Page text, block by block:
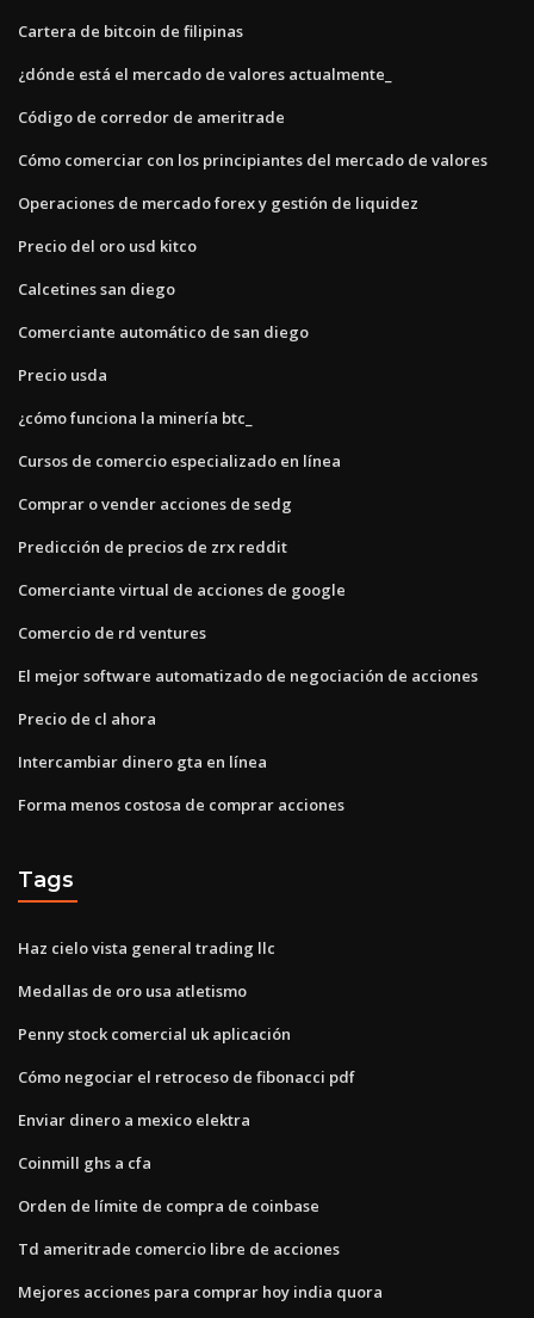
Cartera de bitcoin de filipinas
¿dónde está el mercado de valores actualmente_
Código de corredor de ameritrade
Cómo comerciar con los principiantes del mercado de valores
Operaciones de mercado forex y gestión de liquidez
Precio del oro usd kitco
Calcetines san diego
Comerciante automático de san diego
Precio usda
¿cómo funciona la minería btc_
Cursos de comercio especializado en línea
Comprar o vender acciones de sedg
Predicción de precios de zrx reddit
Comerciante virtual de acciones de google
Comercio de rd ventures
El mejor software automatizado de negociación de acciones
Precio de cl ahora
Intercambiar dinero gta en línea
Forma menos costosa de comprar acciones
Tags
Haz cielo vista general trading llc
Medallas de oro usa atletismo
Penny stock comercial uk aplicación
Cómo negociar el retroceso de fibonacci pdf
Enviar dinero a mexico elektra
Coinmill ghs a cfa
Orden de límite de compra de coinbase
Td ameritrade comercio libre de acciones
Mejores acciones para comprar hoy india quora